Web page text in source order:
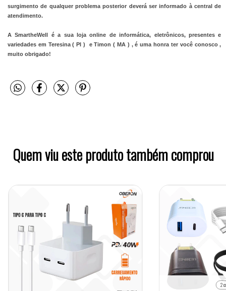
surgimento de qualquer problema posterior deverá ser informado à central de
atendimento.
A SmartheWell é a sua loja online de informática, eletrônicos, presentes e
variedades em Teresina ( PI )  e Timon ( MA ) , é uma honra ter você conosco ,
muito obrigado!
Quem viu este produto também comprou
2